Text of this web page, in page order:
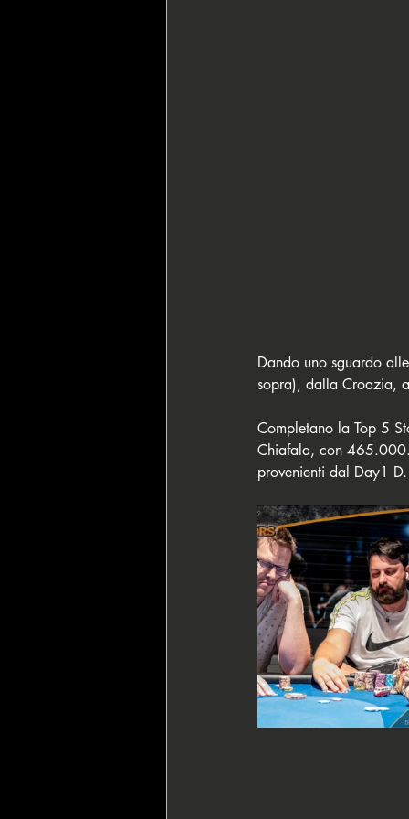
Dando uno sguardo
sopra), dalla Croazia,
Completano la Top 5
Chiafala, con
provenienti dal Day1 D.